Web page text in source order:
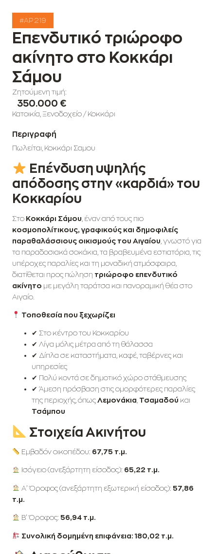
#AP 219
Επενδυτικό τριώροφο
ακίνητο στο Κοκκάρι
Σάμου
Ζητούμενη τιμή:
350.000 €
Κατοικία Ξενοδοχείο /Κοκκάρι
Περιγραφή
Πωλείται, Κοκκάρι Σαμου
Επένδυση υψηλής
απόδοσης στην «καρδιά» του
Κοκκαρίου
Στο Κοκκάρι Σάμου , έναν από τους πιο
κοσμοπολίτικους, γραφικούς και δημοφιλείς
παραθαλάσσιους οικισμούς του Αιγαίου , γνωστό για
τα παραδοσιακά σοκάκια, τα βραβευμένα εστιατόρια, τις
υπέροχες παραλίες και τη μοναδική ατμόσφαιρα,
διατίθεται προς πώληση τριώροφο επενδυτικό
ακίνητο με μεγάλη ταράτσα και πανοραμική θέα στο
Αιγαίο.
Τοποθεσία που ξεχωρίζει
✔ Στο κέντρο του Κοκκαρίου
✔ Λίγα μόλις μέτρα από τη θάλασσα
✔ Δίπλα σε καταστήματα, καφέ, ταβέρνες και
υπηρεσίες
✔ Πολύ κοντά σε δημοτικό χώρο στάθμευσης
✔ Άμεση πρόσβαση στις ομορφότερες παραλίες
της περιοχής, όπωςΛεμονάκια, Τσαμαδού και
Τσάμπου
Στοιχεία Ακινήτου
Εμβαδόν οικοπέδου: 67,75 τ.μ.
Ισόγειο (ανεξάρτητη είσοδος): 65,22 τ.μ.
Α’ Όροφος (ανεξάρτητη εξωτερική είσοδος): 57,86
τ.μ.
Β’ Όροφος: 56,94 τ.μ.
Συνολική δομημένη επιφάνεια: 180,02 τ.μ.